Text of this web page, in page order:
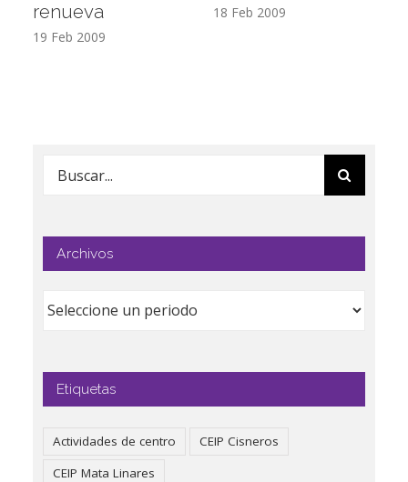
renueva
19 Feb 2009
18 Feb 2009
Buscar:
Archivos
Etiquetas
Actividades de centro
CEIP Cisneros
CEIP Mata Linares